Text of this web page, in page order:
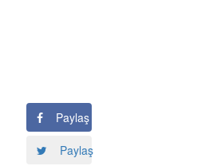
Paylaş
Paylaş